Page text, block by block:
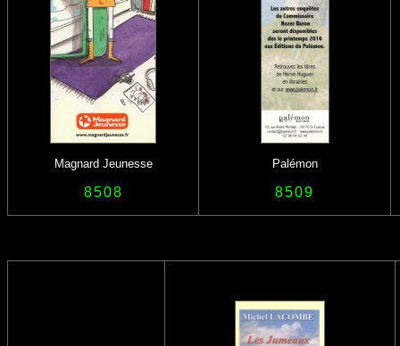
Magnard Jeunesse Palémon
8508 8509